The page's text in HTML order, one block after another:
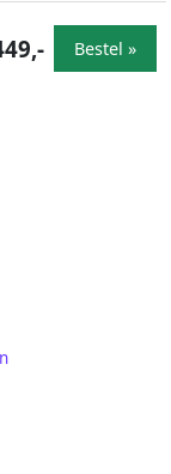
Bestel »